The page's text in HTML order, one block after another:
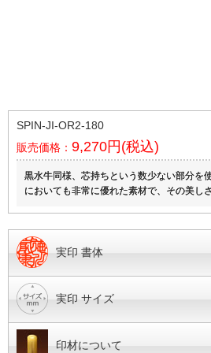
SPIN-JI-OR2-180
販売価格： 9,270円(税込)
黒水牛同様、芯持ちという数少ない部分を
においても非常に優れた素材で、その美し
実印 書体
実印 サイズ
印材について